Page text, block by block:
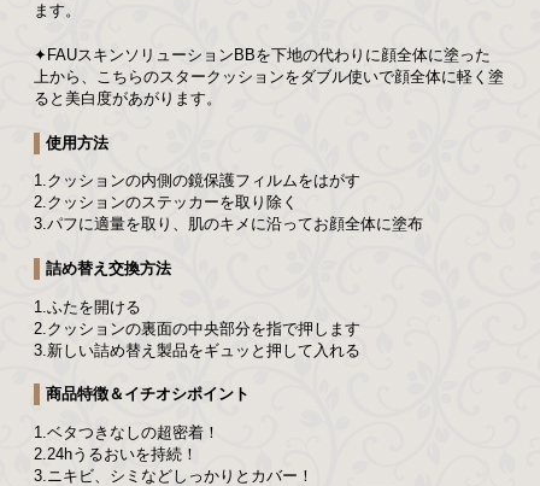
ます。
✦FAUスキンソリューションBBを下地の代わりに顔全体に塗った
上から、こちらのスタークッションをダブル使いで顔全体に軽く塗
ると美白度があがります。
使用方法
1.クッションの内側の鏡保護フィルムをはがす
2.クッションのステッカーを取り除く
3.パフに適量を取り、肌のキメに沿ってお顔全体に塗布
詰め替え交換方法
1.ふたを開ける
2.クッションの裏面の中央部分を指で押します
3.新しい詰め替え製品をギュッと押して入れる
商品特徴＆イチオシポイント
1.ベタつきなしの超密着！
2.24hうるおいを持続！
3.ニキビ、シミなどしっかりとカバー！